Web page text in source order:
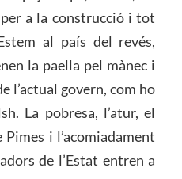
a la construcció i tot
al país del revés,
la paella pel mànec i
l’actual govern, com ho
La pobresa, l’atur, el
i l’acomiadament
de l’Estat entren a